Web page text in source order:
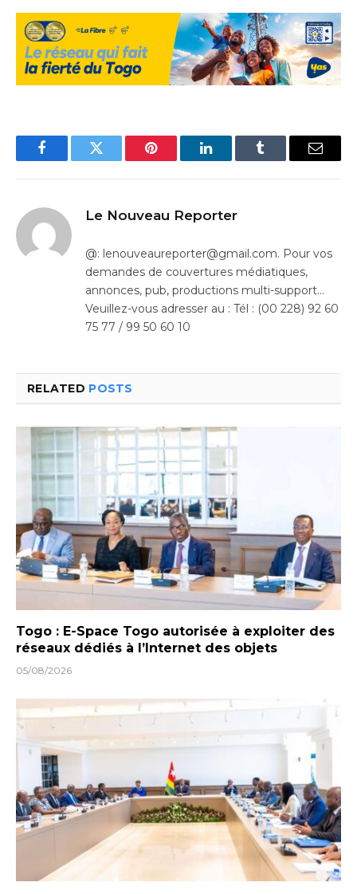
FacebookTwitter Pinterest LinkedInTumblr Email
Le Nouveau Reporter
@: lenouveaureporter@gmail.com. Pour vos
demandes de couvertures médiatiques,
annonces, pub, productions multi-support…
Veuillez-vous adresser au : Tél : (00 228) 92 60
75 77 / 99 50 60 10
RELATED POSTS
Togo : E-Space Togo autorisée à exploiter des
réseaux dédiés à l’Internet des objets
05/08/2026